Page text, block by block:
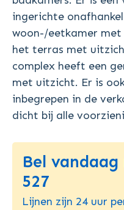
ingerichte
woon-/eetkamer met
het terras met
complex heeft een
met uitzicht. Er is
inbegrepen in de
dicht bij alle
Bel vandaag
527
Lijnen zijn 24 uur